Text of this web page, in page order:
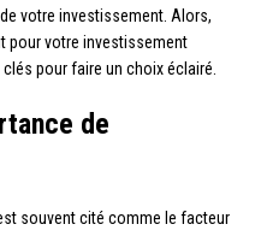
votre investissement. Alors,
pour votre investissement
pour faire un choix éclairé.
de
souvent cité comme le facteur